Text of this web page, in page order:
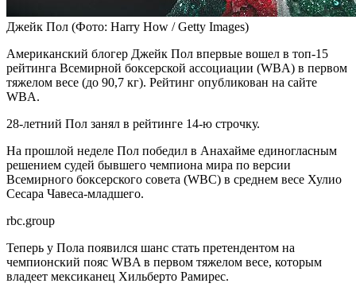
Джейк Пол (Фото: Harry How / Getty Images)
Американский блогер Джейк Пол впервые вошел в топ-15
рейтинга Всемирной боксерской ассоциации (WBА) в первом
тяжелом весе (до 90,7 кг). Рейтинг опубликован на сайте
WBА.
28-летний Пол занял в рейтинге 14-ю строчку.
На прошлой неделе Пол победил в Анахайме единогласным
решением судей бывшего чемпиона мира по версии
Всемирного боксерского совета (WBC) в среднем весе Хулио
Сесара Чавеса-младшего.
rbc.group
Теперь у Пола появился шанс стать претендентом на
чемпионский пояс WBA в первом тяжелом весе, которым
владеет мексиканец Хильберто Рамирес.